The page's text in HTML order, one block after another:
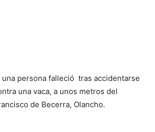
una persona falleció tras accidentarse
una vaca, a unos metros del
de Becerra, Olancho.